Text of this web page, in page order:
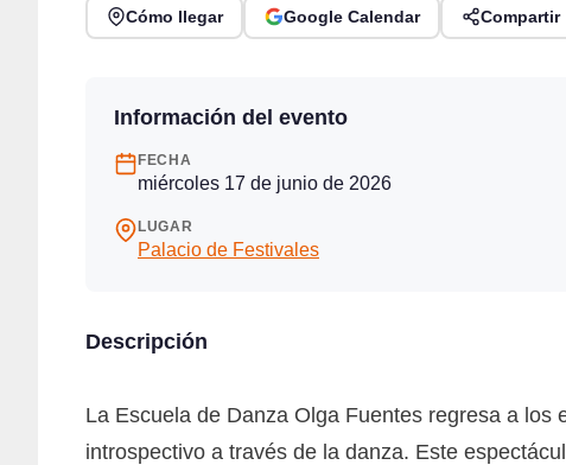
Cómo llegar Google Calendar Compartir
Información del evento
FECHA
miércoles 17 de junio de 2026
LUGAR
Palacio de Festivales
Descripción
La Escuela de Danza Olga Fuentes regresa a los
introspectivo a través de la danza. Este